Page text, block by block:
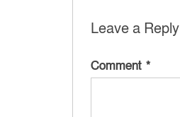
Leave a Reply
Comment *